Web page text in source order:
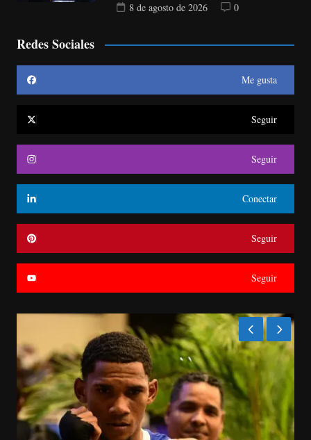
8 de agosto de 2026
0
Redes Sociales
Me gusta
Seguir
Seguir
Conectar
Seguir
Seguir